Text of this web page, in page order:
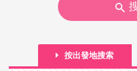
按出發地搜索